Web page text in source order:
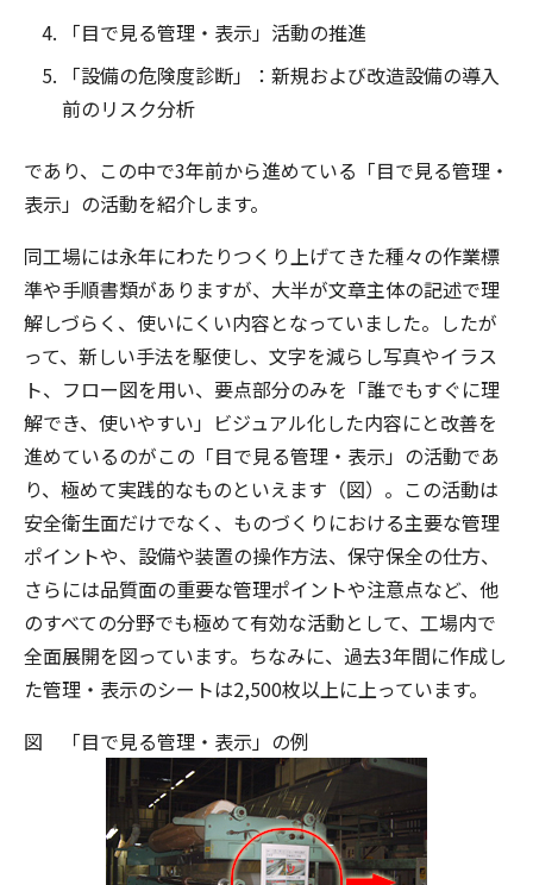
「目で見る管理・表示」活動の推進
「設備の危険度診断」：新規および改造設備の導入
前のリスク分析
であり、この中で3年前から進めている「目で見る管理・
表示」の活動を紹介します。
同工場には永年にわたりつくり上げてきた種々の作業標
準や手順書類がありますが、大半が文章主体の記述で理
解しづらく、使いにくい内容となっていました。したが
って、新しい手法を駆使し、文字を減らし写真やイラス
ト、フロー図を用い、要点部分のみを「誰でもすぐに理
解でき、使いやすい」ビジュアル化した内容にと改善を
進めているのがこの「目で見る管理・表示」の活動であ
り、極めて実践的なものといえます（図）。この活動は
安全衛生面だけでなく、ものづくりにおける主要な管理
ポイントや、設備や装置の操作方法、保守保全の仕方、
さらには品質面の重要な管理ポイントや注意点など、他
のすべての分野でも極めて有効な活動として、工場内で
全面展開を図っています。ちなみに、過去3年間に作成し
た管理・表示のシートは2,500枚以上に上っています。
図 「目で見る管理・表示」の例